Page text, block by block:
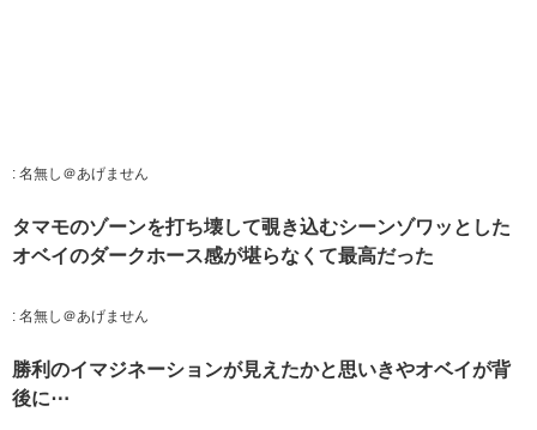
: 名無し＠あげません
タマモのゾーンを打ち壊して覗き込むシーンゾワッとした
オベイのダークホース感が堪らなくて最高だった
: 名無し＠あげません
勝利のイマジネーションが見えたかと思いきやオベイが背
後に⋯